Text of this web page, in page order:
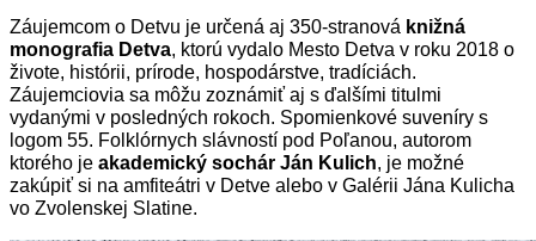
Záujemcom o Detvu je určená aj 350-stranová knižná
monografia Detva, ktorú vydalo Mesto Detva v roku 2018 o
živote, histórii, prírode, hospodárstve, tradíciách.
Záujemciovia sa môžu zoznámiť aj s ďalšími titulmi
vydanými v posledných rokoch. Spomienkové suveníry s
logom 55. Folklórnych slávností pod Poľanou, autorom
ktorého je akademický sochár Ján Kulich, je možné
zakúpiť si na amfiteátri v Detve alebo v Galérii Jána Kulicha
vo Zvolenskej Slatine.